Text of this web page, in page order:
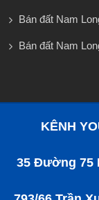
Bán đất Nam
Bán đất Nam
KÊNH
35 Đường 75